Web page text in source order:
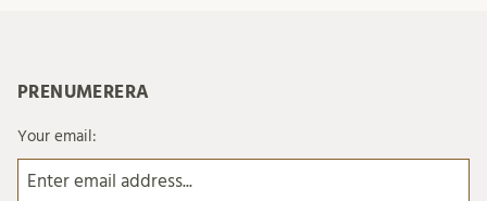
PRENUMERERA
Your email: